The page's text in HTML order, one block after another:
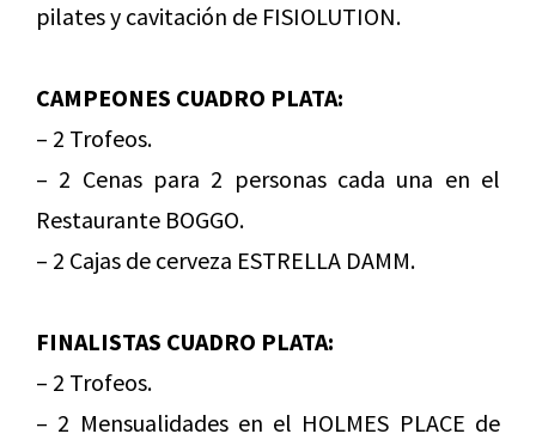
pilates y cavitación de FISIOLUTION.
CAMPEONES CUADRO PLATA:
– 2 Trofeos.
– 2 Cenas para 2 personas cada una en el
Restaurante BOGGO.
– 2 Cajas de cerveza ESTRELLA DAMM.
FINALISTAS CUADRO PLATA:
– 2 Trofeos.
– 2 Mensualidades en el HOLMES PLACE de